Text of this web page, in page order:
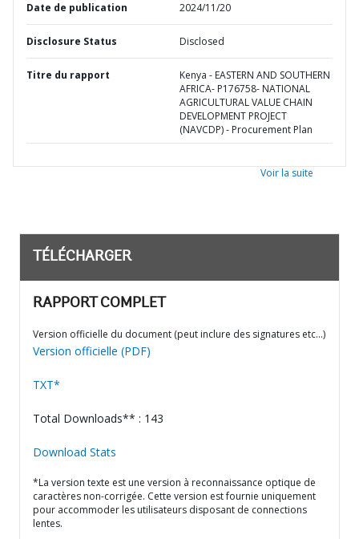
Date de publication 2024/11/20
Disclosure Status Disclosed
Titre du rapport
Kenya - EASTERN AND SOUTHERN
AFRICA- P176758- NATIONAL
AGRICULTURAL VALUE CHAIN
DEVELOPMENT PROJECT
(NAVCDP) - Procurement Plan
Voir la suite
TÉLÉCHARGER
RAPPORT COMPLET
Version officielle du document (peut inclure des signatures etc…)
Version officielle (PDF)
TXT*
Total Downloads** : 143
Download Stats
*La version texte est une version à reconnaissance optique de
caractères non-corrigée. Cette version est fournie uniquement
pour accommoder les utilisateurs disposant de connections
lentes.